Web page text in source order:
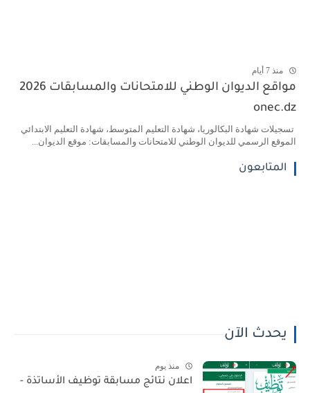
منذ 7 أيام
مواقع الديوان الوطني للامتحانات والمسابقات 2026
onec.dz
تسجيلات شهادة البكالوريا، شهادة التعليم المتوسط، شهادة التعليم الابتدائي
الموقع الرسمي للديوان الوطني للامتحانات والمسابقات: موقع الديوان...
المتابعون
يحدث الآن
منذ يوم
اعلان نتائج مسابقة توظيف الأساتذة -